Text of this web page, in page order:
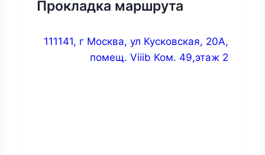
Прокладка маршрута
111141, г Москва, ул Кусковская, 20А,
помещ. Viiib Ком. 49,этаж 2